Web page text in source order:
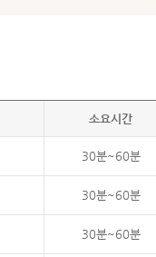
소요시간
30분~60분
30분~60분
30분~60분